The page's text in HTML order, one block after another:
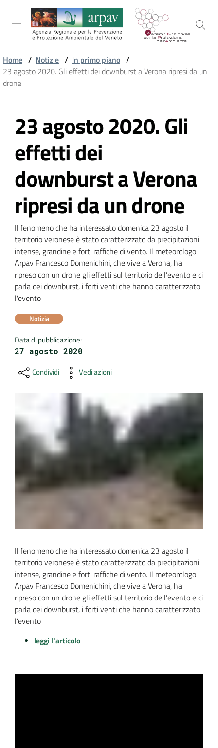
Salta al contenuto
Salta alla navigazione
Salta al footer
ARPAV
TEMI
AMBIENTALI
TERRITORIO
SERVIZI
DATI
AMBIENTALI
Seguici
su
Home / Notizie / In primo piano /
23 agosto 2020. Gli effetti dei downburst a Verona ripresi da un
drone
Vai al contenuto
23 agosto 2020. Gli
effetti dei
downburst a Verona
ripresi da un drone
Il fenomeno che ha interessato domenica 23 agosto il
territorio veronese è stato caratterizzato da precipitazioni
intense, grandine e forti raffiche di vento. Il meteorologo
Arpav Francesco Domenichini, che vive a Verona, ha
ripreso con un drone gli effetti sul territorio dell’evento e ci
parla dei downburst, i forti venti che hanno caratterizzato
l'evento
Notizia
Data di pubblicazione:
27 agosto 2020
Condividi Vedi azioni
Il fenomeno che ha interessato domenica 23 agosto il
territorio veronese è stato caratterizzato da precipitazioni
intense, grandine e forti raffiche di vento. Il meteorologo
Arpav Francesco Domenichini, che vive a Verona, ha
ripreso con un drone gli effetti sul territorio dell’evento e ci
parla dei downburst, i forti venti che hanno caratterizzato
l'evento
leggi l'articolo